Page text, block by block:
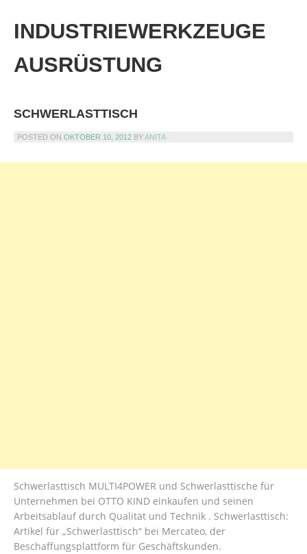
content
INDUSTRIEWERKZEUGE
AUSRÜSTUNG
SCHWERLASTTISCH
POSTED ON OKTOBER 10, 2012 BYANITA
Schwerlasttisch MULTI4POWER und Schwerlasttische für
Unternehmen bei OTTO KIND einkaufen und seinen
Arbeitsablauf durch Qualität und Technik . Schwerlasttisch:
Artikel für „Schwerlasttisch“ bei Mercateo, der
Beschaffungsplattform für Geschäftskunden.